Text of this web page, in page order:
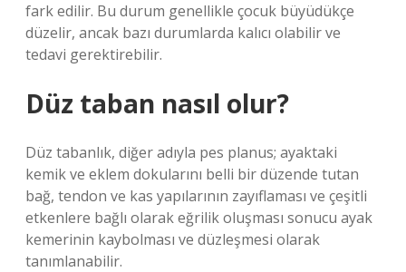
fark edilir. Bu durum genellikle çocuk büyüdükçe
düzelir, ancak bazı durumlarda kalıcı olabilir ve
tedavi gerektirebilir.
Düz taban nasıl olur?
Düz tabanlık, diğer adıyla pes planus; ayaktaki
kemik ve eklem dokularını belli bir düzende tutan
bağ, tendon ve kas yapılarının zayıflaması ve çeşitli
etkenlere bağlı olarak eğrilik oluşması sonucu ayak
kemerinin kaybolması ve düzleşmesi olarak
tanımlanabilir.